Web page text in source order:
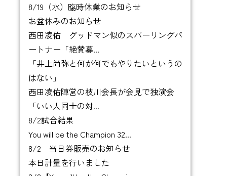
8/19（水）臨時休業のお知らせ
お盆休みのお知らせ
西田凌佑 グッドマン似のスパーリングパ
ートナー「絶賛募...
「井上尚弥と何が何でもやりたいというの
はない」
西田凌佑陣営の枝川会長が会見で独演会
「いい人同士の対...
8/2試合結果
You will be the Champion 32...
8/2 当日券販売のお知らせ
本日計量を行いました